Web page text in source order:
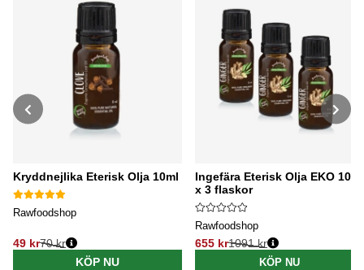
Kryddnejlika Eterisk Olja 10ml
Rawfoodshop
49 kr
Ordinarie pris:
70 kr
KÖP NU
Ingefära Eterisk Olja EKO 10ml
x 3 flaskor
Rawfoodshop
655 kr
Ordinarie pris:
1091 kr
KÖP NU